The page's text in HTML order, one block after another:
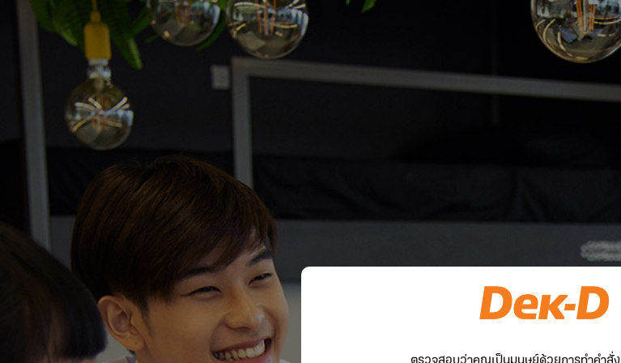
ตรวจสอบว่าคุณเป็นมนุษย์ด้วยการทำคำสั่ง